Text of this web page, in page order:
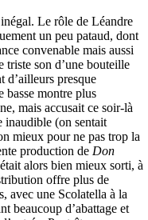
Le rôle de Léandre
un peu pataud, dont
convenable mais aussi
son d’une bouteille
d’ailleurs presque
basse montre plus
mais accusait ce soir-là
inaudible (on sentait
mieux pour ne pas trop la
production de Don
alors bien mieux sorti, à
offre plus de
avec une Scolatella à la
beaucoup d’abattage et